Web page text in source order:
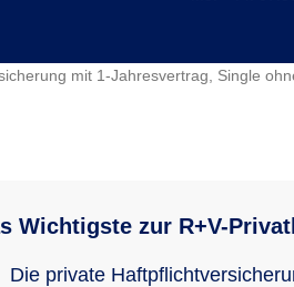
mit 1-Jahresvertrag, Single
Wichtigste zur R+V-
Die private